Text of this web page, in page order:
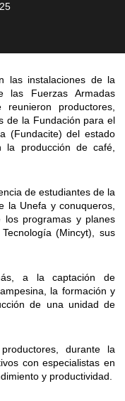
las instalaciones de la
las Fuerzas Armadas
productores,
de la Fundación para el
(Fundacite) del estado
la producción de café,
de estudiantes de la
la Unefa y conuqueros,
los programas y planes
(Mincyt), sus
a la captación de
la formación y
de una unidad de
durante la
con especialistas en
y productividad.